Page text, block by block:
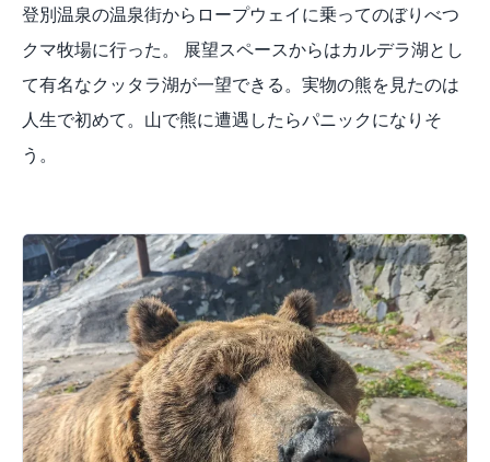
登別温泉の温泉街からロープウェイに乗ってのぼりべつ
クマ牧場に行った。 展望スペースからはカルデラ湖とし
て有名なクッタラ湖が一望できる。実物の熊を見たのは
人生で初めて。山で熊に遭遇したらパニックになりそ
う。